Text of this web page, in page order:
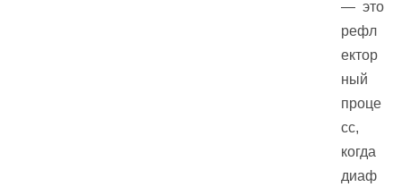
— это
рефл
ектор
ный
проце
сс,
когда
диаф